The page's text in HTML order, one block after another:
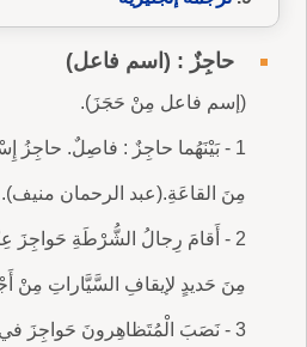
حاجِزٌ : (اسم فاعل)
(إسم فاعل مِنْ حَجَزَ).
1 - بَيْنَهُما حاجِزٌ : فاصِلٌ. حاجِزُ
مِنَ القاعَةِ.(عبد الرحمان منيف).
2 - أَقامَ رِجالُ الشُّرْطَةِ حَواجِزَ
مِنَ حَديدٍ لإيقافِ السَّيَّاراتِ مِنْ
3 - نَصَبَ الْمُتَظاهِرونَ حَواجِزَ